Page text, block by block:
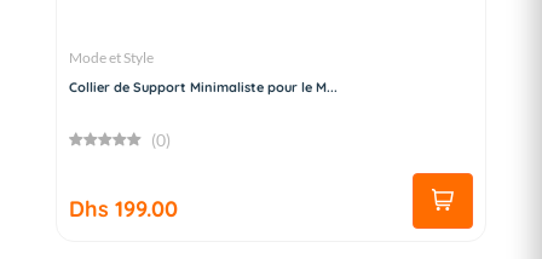
Mode et Style
Collier de Support Minimaliste pour le M...
(0)
Dhs 199.00